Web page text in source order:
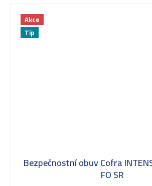
Akce
Tip
Bezpečnostní obuv Cofra
FO SR